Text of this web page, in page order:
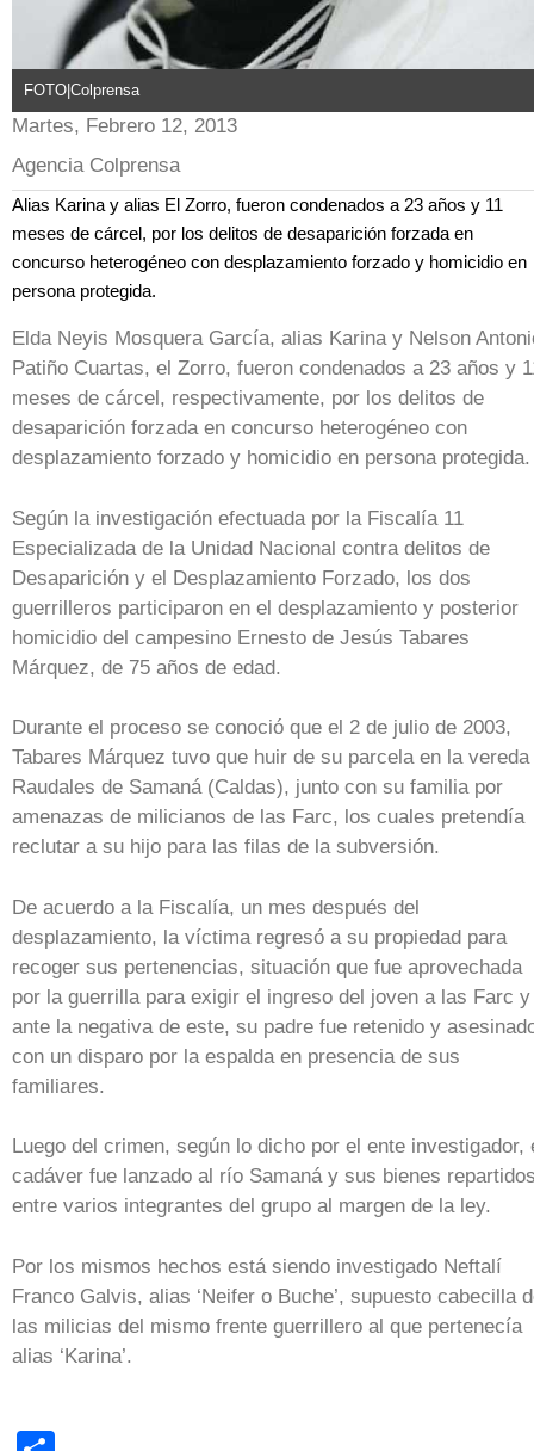
FOTO|Colprensa
Martes, Febrero 12, 2013
Agencia Colprensa
Alias Karina y alias El Zorro, fueron condenados a 23 años y 11
meses de cárcel, por los delitos de desaparición forzada en
concurso heterogéneo con desplazamiento forzado y homicidio en
persona protegida.
Elda Neyis Mosquera García, alias Karina y Nelson
Patiño Cuartas, el Zorro, fueron condenados a 23 años y
meses de cárcel, respectivamente, por los delitos de
desaparición forzada en concurso heterogéneo con
desplazamiento forzado y homicidio en persona protegida.
Según la investigación efectuada por la Fiscalía 11
Especializada de la Unidad Nacional contra delitos de
Desaparición y el Desplazamiento Forzado, los dos
guerrilleros participaron en el desplazamiento y posterior
homicidio del campesino Ernesto de Jesús Tabares
Márquez, de 75 años de edad.
Durante el proceso se conoció que el 2 de julio de 2003,
Tabares Márquez tuvo que huir de su parcela en la vereda
Raudales de Samaná (Caldas), junto con su familia por
amenazas de milicianos de las Farc, los cuales pretendía
reclutar a su hijo para las filas de la subversión.
De acuerdo a la Fiscalía, un mes después del
desplazamiento, la víctima regresó a su propiedad para
recoger sus pertenencias, situación que fue aprovechada
por la guerrilla para exigir el ingreso del joven a las Farc y
ante la negativa de este, su padre fue retenido y
con un disparo por la espalda en presencia de sus
familiares.
Luego del crimen, según lo dicho por el ente investigador,
cadáver fue lanzado al río Samaná y sus bienes
entre varios integrantes del grupo al margen de la ley.
Por los mismos hechos está siendo investigado Neftalí
Franco Galvis, alias ‘Neifer o Buche’, supuesto cabecilla
las milicias del mismo frente guerrillero al que pertenecía
alias ‘Karina’.